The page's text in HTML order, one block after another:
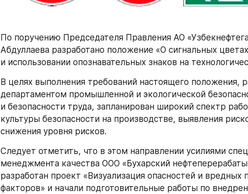
По поручению Председателя Правления АО
Абдуллаева разработано положение «О сигнальных
и использовании опознавательных знаков на
В целях выполнения требований настоящего положения,
департаментом промышленной и экологической
и безопасности труда, запланирован широкий спектр
культуры безопасности на производстве, выявления
снижения уровня рисков.
Следует отметить, что в этом направлении усилиями
менеджмента качества ООО «Бухарский
разработан проект «Визуализация опасностей и вредных
факторов» и начали подготовительные работы по